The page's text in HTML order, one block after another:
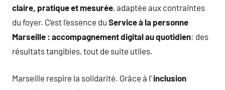
claire, pratique et mesurée, adaptée aux contraintes
du foyer. C’est l’essence du Service à la personne
Marseille : accompagnement digital au quotidien: des
résultats tangibles, tout de suite utiles.
Marseille respire la solidarité. Grâce à l’inclusion